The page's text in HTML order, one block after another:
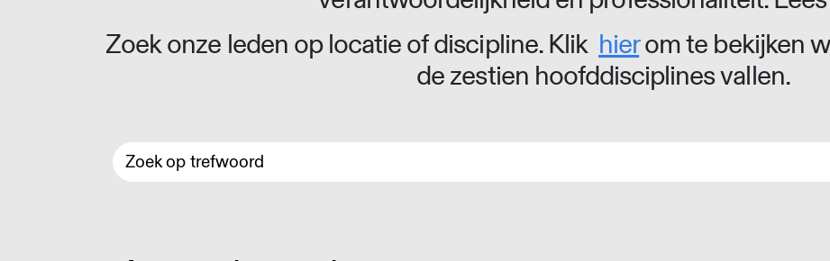
Zoek onze leden op locatie of discipline. Klik hierom te bekijken
de zestien hoofddisciplines vallen.